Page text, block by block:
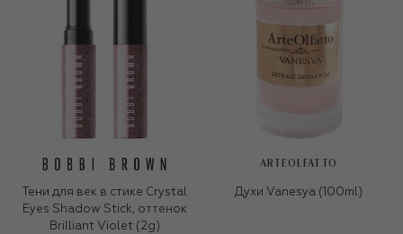
Тени для век в стике Crystal
Eyes Shadow Stick, оттенок
Brilliant Violet (2g)
ARTEOLFATTO
Духи Vanesya (100ml)